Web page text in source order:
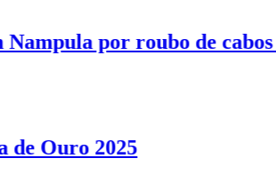
por roubo de cabos
Ouro 2025